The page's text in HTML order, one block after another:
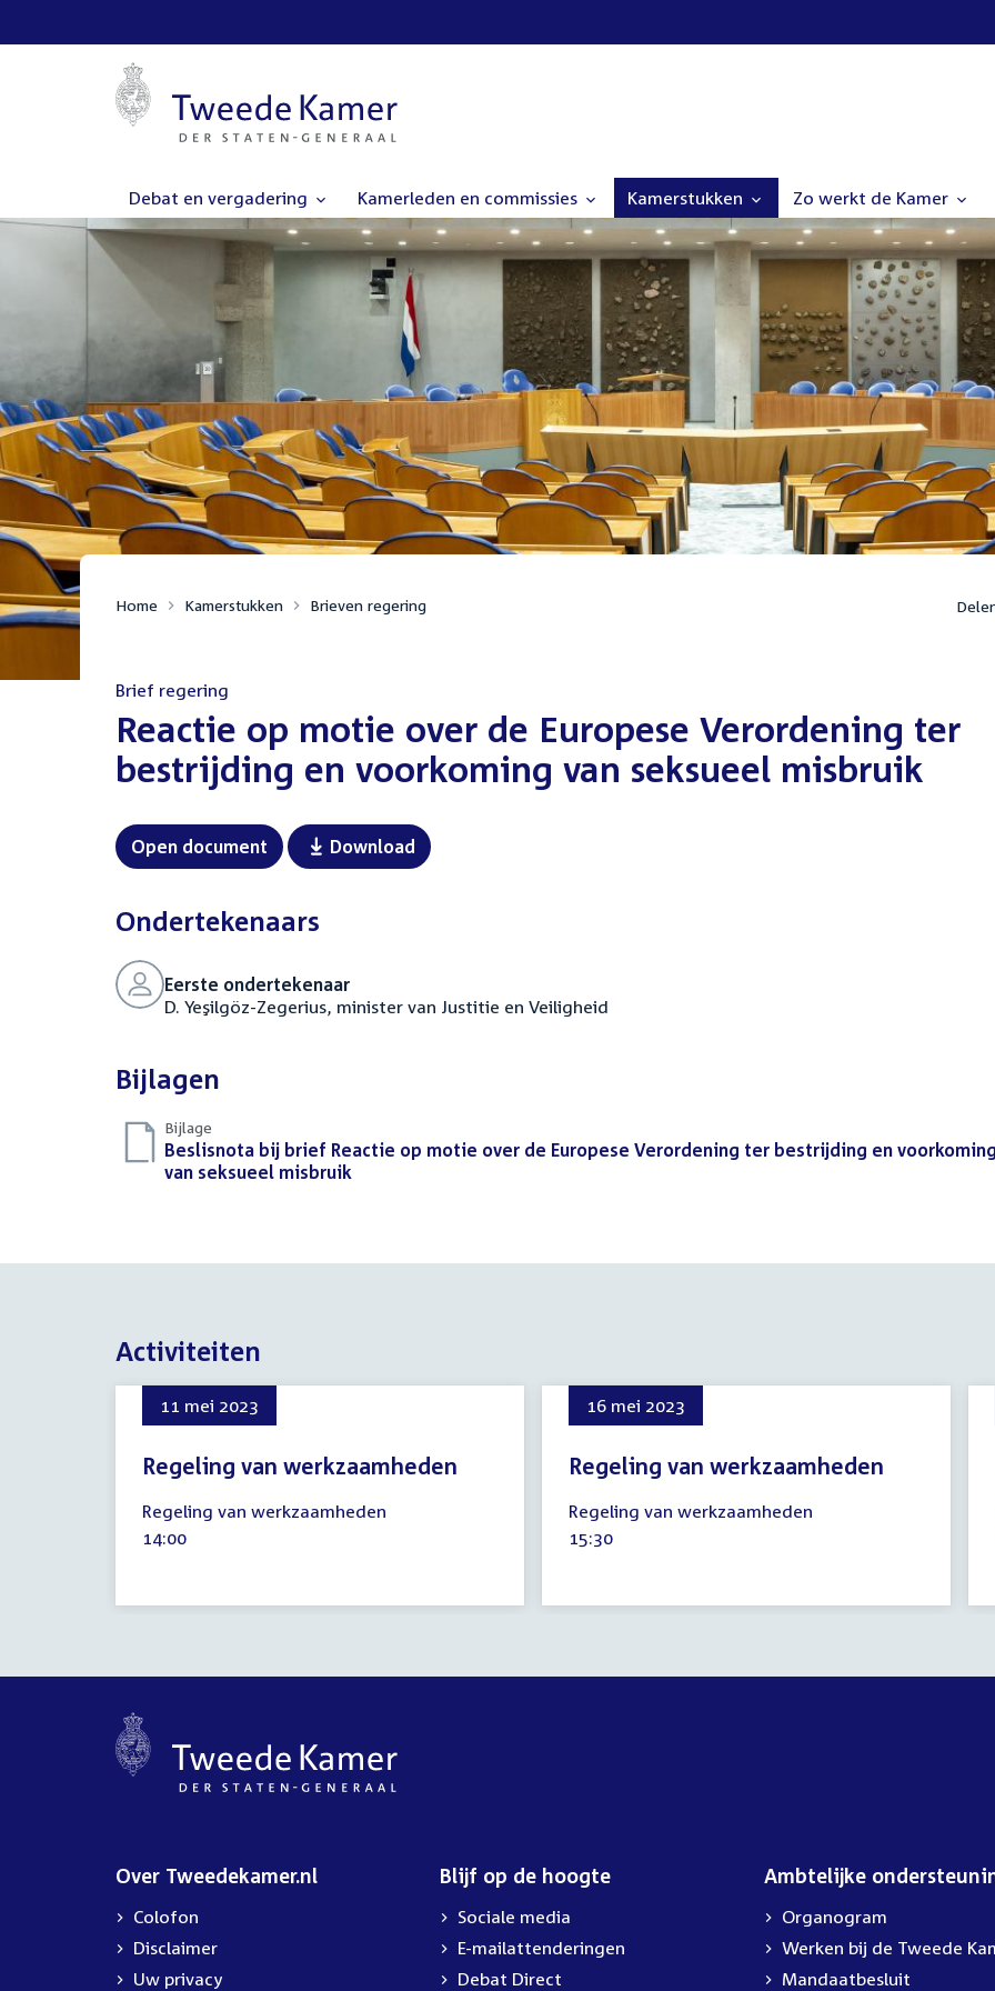
Debat en vergadering Kamerleden en commissies Kamerstukken Zo werkt de Kamer
Home Kamerstukken Brieven regering
Brief regering
:Reactie op motie over de Europese Verordening ter
bestrijding en voorkoming van seksueel misbruik
Open document Download
Ondertekenaars
Eerste ondertekenaar
D. Yeşilgöz-Zegerius, minister van Justitie en Veiligheid
Bijlagen
Bijlage
Download
bestand:
Beslisnota bij brief Reactie op motie over de Europese Verordening ter bestrijding en voorkoming
van seksueel misbruik
Activiteiten
11 mei 2023
Regeling van werkzaamheden
mei
2023
Regeling van werkzaamheden
Tijd
14:00
16 mei 2023
Regeling van werkzaamheden
mei
2023
Regeling van werkzaamheden
Tijd
15:30
Over Tweedekamer.nl
Colofon
Disclaimer
Uw privacy
Blijf op de hoogte
Sociale media
E-mailattenderingen
Debat Direct
Ambtelijke
Organogram
External
link:
Werken bij de Tweede
Mandaatbesluit